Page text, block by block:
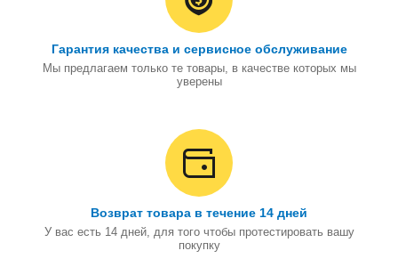
Гарантия качества и сервисное обслуживание
Мы предлагаем только те товары, в качестве которых мы
уверены
Возврат товара в течение 14 дней
У вас есть 14 дней, для того чтобы протестировать вашу
покупку